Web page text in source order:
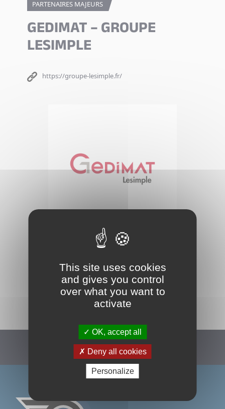
PARTENAIRES MAJEURS
GEDIMAT – GROUPE
LESIMPLE
https://groupe-lesimple.fr/
TOUS NOS PARTENAIRES
Suivez-nous :
This site uses cookies
and gives you control
over what you want to
activate
OK, accept all
Deny all cookies
Personalize